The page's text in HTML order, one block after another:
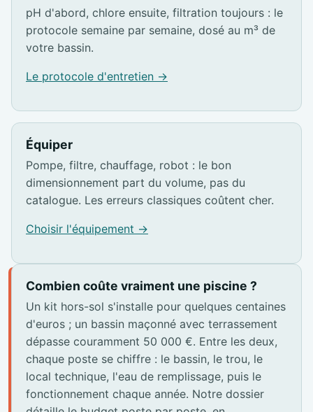
pH d'abord, chlore ensuite, filtration toujours : le
protocole semaine par semaine, dosé au m³ de
votre bassin.
Le protocole d'entretien →
Équiper
Pompe, filtre, chauffage, robot : le bon
dimensionnement part du volume, pas du
catalogue. Les erreurs classiques coûtent cher.
Choisir l'équipement →
Combien coûte vraiment une piscine ?
Un kit hors-sol s'installe pour quelques centaines
d'euros ; un bassin maçonné avec terrassement
dépasse couramment 50 000 €. Entre les deux,
chaque poste se chiffre : le bassin, le trou, le
local technique, l'eau de remplissage, puis le
fonctionnement chaque année. Notre dossier